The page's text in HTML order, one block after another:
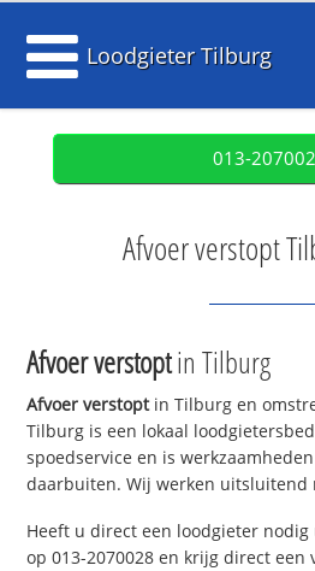
Loodgieter Tilburg
013-
Afvoer verstopt
Afvoer verstoptin Tilburg
Afvoer verstoptin Tilburg en
Tilburg is een lokaal
spoedservice en is
daarbuiten. Wij werken uitsluitend
Heeft u direct een loodgieter
op 013-2070028 en krijg direct een